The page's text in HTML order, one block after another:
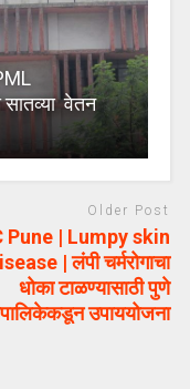
सातव्या वेतन
Older Post
Pune | Lumpy skin
| लंपी चर्मरोगाचा
धोका टाळण्यासाठी पुणे
उपाययोजना